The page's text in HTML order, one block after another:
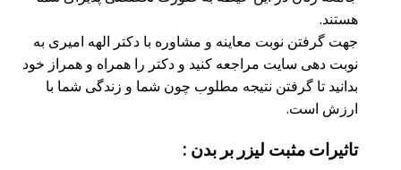
هستند.
جهت گرفتن نوبت معاینه و مشاوره با دکتر الهه امیری به
نوبت دهی سایت مراجعه کنید و دکتر را همراه و همراز خود
بدانید تا گرفتن نتیجه مطلوب چون شما و زندگی شما با
ارزش است.
تاثیرات مثبت لیزر بر بدن :